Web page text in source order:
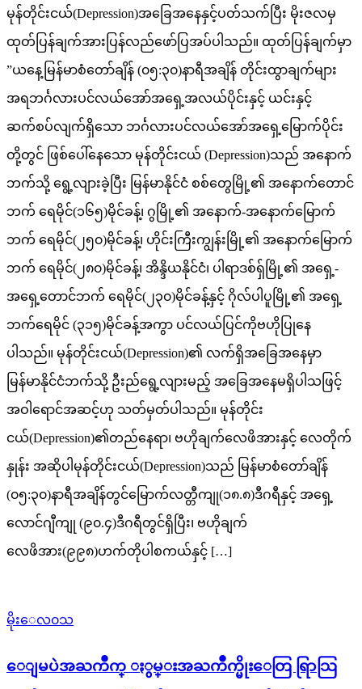
မုန်တိုင်းငယ်(Depression)အခြေအနေနှင့်ပတ်သက်ပြီး မိုးဇလမှ
ထုတ်ပြန်ချက်အားပြန်လည်ဖော်ပြအပ်ပါသည်။ ထုတ်ပြန်ချက်မှာ
”ယနေ့မြန်မာစံတော်ချိန် (၀၅:၃၀)နာရီအချိန် တိုင်းထွာချက်များ
အရဘင်္ဂလားပင်လယ်အော်အရှေ့အလယ်ပိုင်းနှင့် ယင်းနှင့်
ဆက်စပ်လျက်ရှိသော ဘင်္ဂလားပင်လယ်အော်အရှေ့မြောက်ပိုင်း
တို့တွင် ဖြစ်ပေါ်နေသော မုန်တိုင်းငယ် (Depression)သည် အနောက်
ဘက်သို့ ရွေ့လျားခဲ့ပြီး မြန်မာနိုင်ငံ စစ်တွေမြို့၏ အနောက်တောင်
ဘက် ရေမိုင်(၁၆၅)မိုင်ခန့်၊ ဂွမြို့၏ အနောက်-အနောက်မြောက်
ဘက် ရေမိုင်(၂၅၀)မိုင်ခန့်၊ ဟိုင်းကြီးကျွန်းမြို့၏ အနောက်မြောက်
ဘက် ရေမိုင်(၂၈၀)မိုင်ခန့်၊ အိန္ဒိယနိုင်ငံ၊ ပါရာဒစ်ရှ်မြို့၏ အရှေ့-
အရှေ့တောင်ဘက် ရေမိုင်(၂၃၀)မိုင်ခန့်နှင့် ဂိုလ်ပါပူမြို့၏ အရှေ့
ဘက်ရေမိုင် (၃၁၅)မိုင်ခန့်အကွာ ပင်လယ်ပြင်ကိုဗဟိုပြုနေ
ပါသည်။ မုန်တိုင်းငယ်(Depression)၏ လက်ရှိအခြေအနေမှာ
မြန်မာနိုင်ငံဘက်သို့ ဦးည်ရွေ့လျားမည့် အခြေအနေမရှိပါသဖြင့်
အဝါရောင်အဆင့်ဟု သတ်မှတ်ပါသည်။ မုန်တိုင်း
ငယ်(Depression)၏တည်နေရာ၊ ဗဟိုချက်လေဖိအားနှင့် လေတိုက်
နှုန်း အဆိုပါမုန်တိုင်းငယ်(Depression)သည် မြန်မာစံတော်ချိန်
(၀၅:၃၀)နာရီအချိန်တွင်မြောက်လတ္တီကျု(၁၈.၈)ဒီဂရီနှင့် အရှေ့
လောင်ဂျီကျု (၉၀.၄)ဒီဂရီတွင်ရှိပြီး၊ ဗဟိုချက်
လေဖိအား(၉၉၈)ဟက်တိုပါစကယ်နှင့် […]
မိုးေလ၀သ
ေျမပဲအႀကိဳက္ ႏွမ္းအႀကိဳက္မိုးေတြ ရြာသြ